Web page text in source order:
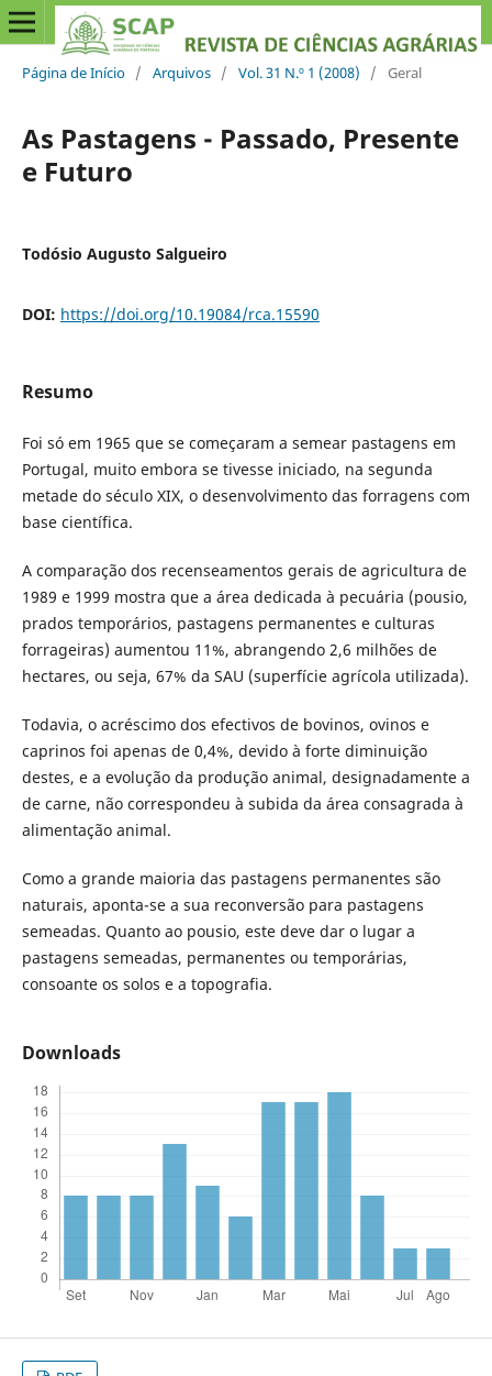
Página de Início / Arquivos / Vol. 31 N.º 1 (2008) / Geral
As Pastagens - Passado, Presente
e Futuro
Todósio Augusto Salgueiro
DOI: https://doi.org/10.19084/rca.15590
Resumo
Foi só em 1965 que se começaram a semear pastagens em
Portugal, muito embora se tivesse iniciado, na segunda
metade do século XIX, o desenvolvimento das forragens com
base científica.
A comparação dos recenseamentos gerais de agricultura de
1989 e 1999 mostra que a área dedicada à pecuária (pousio,
prados temporários, pastagens permanentes e culturas
forrageiras) aumentou 11%, abrangendo 2,6 milhões de
hectares, ou seja, 67% da SAU (superfície agrícola utilizada).
Todavia, o acréscimo dos efectivos de bovinos, ovinos e
caprinos foi apenas de 0,4%, devido à forte diminuição
destes, e a evolução da produção animal, designadamente a
de carne, não correspondeu à subida da área consagrada à
alimentação animal.
Como a grande maioria das pastagens permanentes são
naturais, aponta-se a sua reconversão para pastagens
semeadas. Quanto ao pousio, este deve dar o lugar a
pastagens semeadas, permanentes ou temporárias,
consoante os solos e a topografia.
Downloads